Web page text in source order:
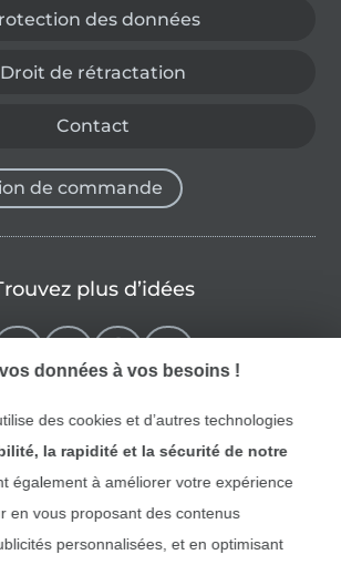
des données
Droit de rétractation
Contact
de commande
plus d’idées
données à vos besoins !
des cookies et d’autres technologies
la rapidité et la sécurité de notre
également à améliorer votre expérience
en vous proposant des contenus
personnalisées, et en optimisant